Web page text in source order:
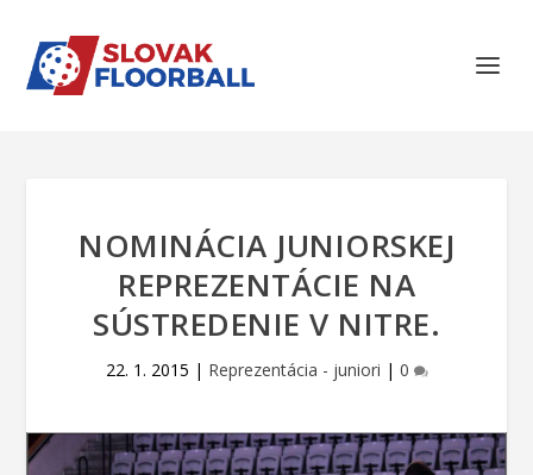
NOMINÁCIA JUNIORSKEJ
REPREZENTÁCIE NA
SÚSTREDENIE V NITRE.
22. 1. 2015 | Reprezentácia - juniori | 0